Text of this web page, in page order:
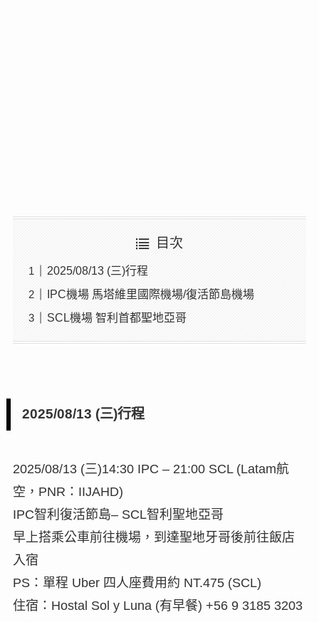
目次
2025/08/13 (三)行程
IPC機場 馬塔維里國際機場/復活節島機場
SCL機場 智利首都聖地亞哥
2025/08/13 (三)行程
2025/08/13 (三)14:30 IPC – 21:00 SCL (Latam航
空，PNR：IIJAHD)
IPC智利復活節島– SCL智利聖地亞哥
早上搭乘公車前往機場，到達聖地牙哥後前往飯店
入宿
PS：單程 Uber 四人座費用約 NT.475 (SCL)
住宿：Hostal Sol y Luna (有早餐) +56 9 3185 3203